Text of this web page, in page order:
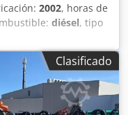
2002, horas de
diésel, tipo
carretilla elevadora
desplazamiento
año 2002. Se
Disponemos
web. Los
Wert Trading B.V.
Clasificado